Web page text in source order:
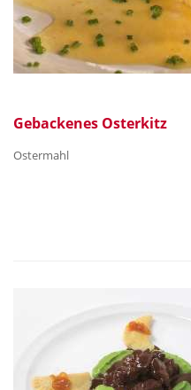
Gebackenes Osterkitz
Ostermahl